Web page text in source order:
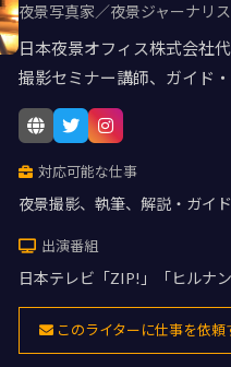
夜景写真家／夜景ジャーナリ
日本夜景オフィス株式会社
撮影セミナー講師、ガイド
対応可能な仕事
夜景撮影、執筆、解説・ガイ
出演番組
日本テレビ「ZIP!」「ヒルナ
このライターに仕事を依頼